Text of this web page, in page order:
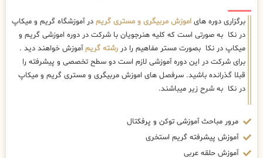
برگزاری دوره های اموزش مربیگری و مستری گریم در آموزشگاه گریم و میکاپ
در نکا به صورتی است که کلیه هنرجویان با شرکت در دوره اموزشی گریم و
میکاپ در نکا بصورت مستر مفاهیم را در رشته گریمآموزش خواهند دید .
برای شرکت در این دوره آموزشی لازم است دو سطح تخصصی و پیشرفته را
قبلا گذرانده باشید. سرفصل های اموزش مربیگری و مستری گریم و میکاپ
در نکا به شرح زیر میباشند.
مرور مباحث آموزشی توکن و پرفکتال
آموزش پیشرفته گریم استخری
آموزش حلقه عربی